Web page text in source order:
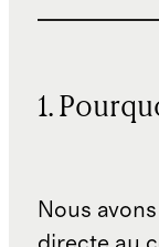
1.
Nous